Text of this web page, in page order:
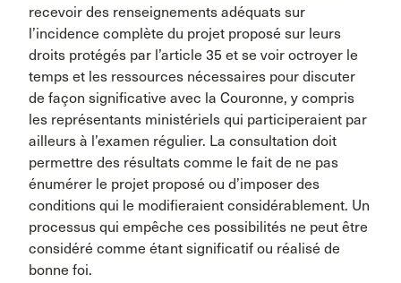
recevoir des renseignements adéquats sur
l’incidence complète du projet proposé sur leurs
droits protégés par l’article 35 et se voir octroyer le
temps et les ressources nécessaires pour discuter
de façon significative avec la Couronne, y compris
les représentants ministériels qui participeraient par
ailleurs à l’examen régulier. La consultation doit
permettre des résultats comme le fait de ne pas
énumérer le projet proposé ou d’imposer des
conditions qui le modifieraient considérablement. Un
processus qui empêche ces possibilités ne peut être
considéré comme étant significatif ou réalisé de
bonne foi.